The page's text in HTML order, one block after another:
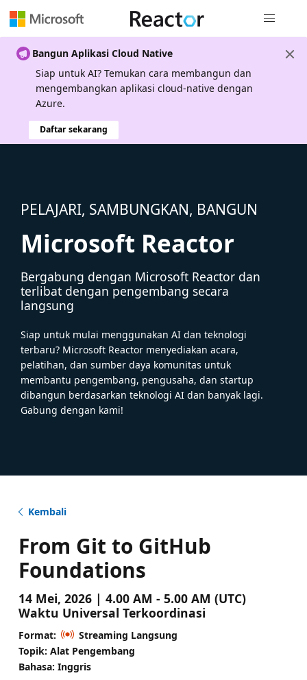
Bangun Aplikasi Cloud Native
Siap untuk AI? Temukan cara membangun dan
mengembangkan aplikasi cloud-native dengan
Azure.
Daftar sekarang
PELAJARI, SAMBUNGKAN, BANGUN
Microsoft Reactor
Bergabung dengan Microsoft Reactor dan
terlibat dengan pengembang secara
langsung
Siap untuk mulai menggunakan AI dan teknologi
terbaru? Microsoft Reactor menyediakan acara,
pelatihan, dan sumber daya komunitas untuk
membantu pengembang, pengusaha, dan startup
dibangun berdasarkan teknologi AI dan banyak lagi.
Gabung dengan kami!
Kembali
From Git to GitHub
Foundations
14 Mei, 2026 | 4.00 AM - 5.00 AM (UTC)
Waktu Universal Terkoordinasi
Format:
Streaming Langsung
Topik: Alat Pengembang
Bahasa: Inggris